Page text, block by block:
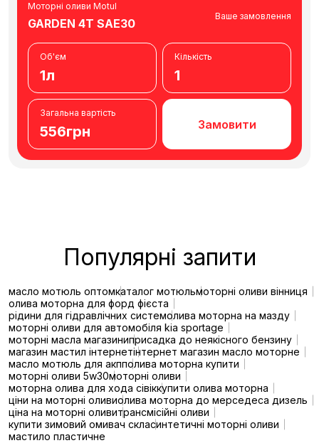
Моторні оливи Motul
GARDEN 4T SAE30
Ваше замовлення
Об'єм
1л
Кількість
1
Загальна вартість
556грн Замовити
Популярні запити
масло мотюль оптомкаталог мотюльмоторні оливи вінниця
олива моторна для форд фієста
рідини для гідравлічних системолива моторна на мазду
моторні оливи для автомобіля kia sportage
моторні масла магазиниприсадка до неякісного бензину
магазин мастил інтернетінтернет магазин масло моторне
масло мотюль для акпполива моторна купити
моторні оливи 5w30моторні оливи
моторна олива для хода сівіккупити олива моторна
ціни на моторні оливиолива моторна до мерседеса дизель
ціна на моторні оливитрансмісійні оливи
купити зимовий омивач скласинтетичні моторні оливи
мастило пластичне